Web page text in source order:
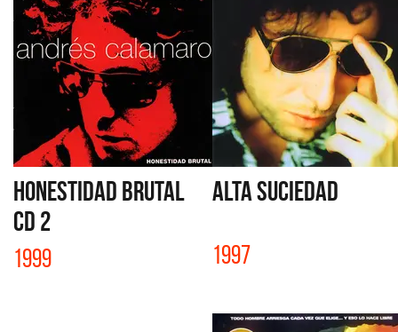
HONESTIDAD BRUTAL
CD 2
1999
ALTA SUCIEDAD
1997